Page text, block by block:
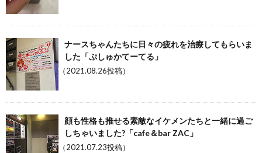
ナースちゃんたちに日々の疲れを治療してもらいま
した「ぷしゅかてーてる」
（2021.08.26投稿）
顔も性格も推せる素敵なイケメンたちと一緒に過ご
しちゃいました?「cafe＆bar ZAC」
（2021.07.23投稿）